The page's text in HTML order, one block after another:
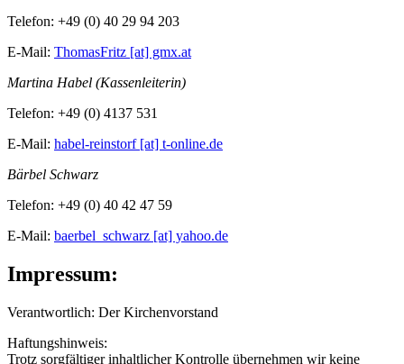
Telefon: +49 (0) 40 29 94 203
E-Mail: ThomasFritz [at] gmx.at
Martina Habel (Kassenleiterin)
Telefon: +49 (0) 4137 531
E-Mail: habel-reinstorf [at] t-online.de
Bärbel Schwarz
Telefon: +49 (0) 40 42 47 59
E-Mail: baerbel_schwarz [at] yahoo.de
Impressum:
Verantwortlich: Der Kirchenvorstand
Haftungshinweis:
Trotz sorgfältiger inhaltlicher Kontrolle übernehmen wir keine